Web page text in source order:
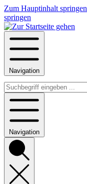
Zum Hauptinhalt springen
springen
Navigation
Navigation